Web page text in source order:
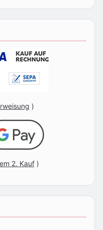
)
2. Kauf)